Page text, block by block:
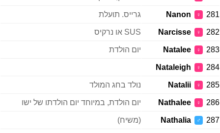
281
♀
Nanon גרייס. תועלת
282
♀
Narcisse SUS או נרקיס
283
♀
Natalee יום הולדת
284
♀
Nataleigh
285
♀
Natalii נולד בחג המולד
286
♀
Nathalee יום הולדת, במיוחד יום הולדתו של ישו
287
♂
Nathalia (משיח)